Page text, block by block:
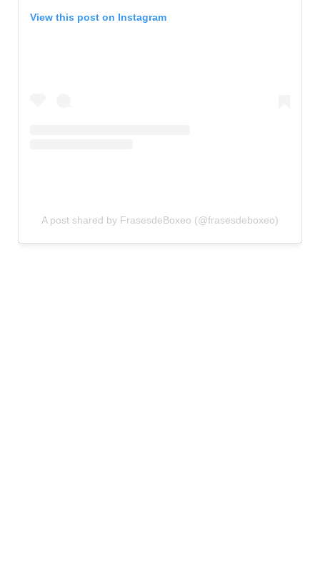
View this post on Instagram
A post shared by FrasesdeBoxeo (@frasesdeboxeo)